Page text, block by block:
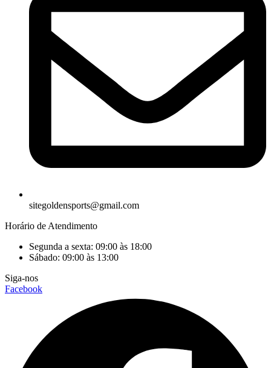
sitegoldensports@gmail.com
Horário de Atendimento
Segunda a sexta: 09:00 às 18:00
Sábado: 09:00 às 13:00
Siga-nos
Facebook